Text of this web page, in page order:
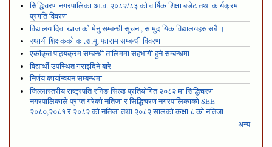
सिद्धिचरण नगरपालिका आ.व. २०८२/८३ को वार्षिक शिक्षा बजेट तथा कार्यक्रम
प्रगति विवरण
विद्यालय दिवा खाजाको मेनु सम्बन्धी सूचना, सामुदायिक विद्यालयहरु सबै ।
स्थायी शिक्षकको का.स.मू. फाराम सम्बन्धी विवरण
एकीकृत पाठ्यक्रम सम्बन्धी तालिममा सहभागी हुने सम्बन्धमा
विद्यार्थी उपस्थित गराइदिने बारे
निर्णय कार्यान्वयन सम्बन्धमा
जिल्लास्तरीय राष्ट्रपति रनिङ सिल्ड प्रतियोगित २०८२ मा सिद्धिचरण
नगरपालिकाले प्राप्त गरेकाे नतिजा र सिद्धिचरण नगरपालिकाको SEE
२०८०,२०८१ र २०८२ को नतिजा तथा २०८२ सालको कक्षा ८ को नतिजा
अन्य